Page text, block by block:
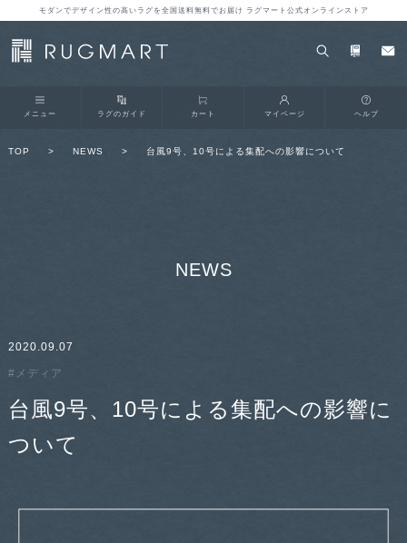
モダンでデザイン性の高いラグを全国送料無料でお届け ラグマート公式オンラインストア
メニュー ラグのガイド カート マイページ ヘルプ
TOP > NEWS > 台風9号、10号による集配への影響について
NEWS
2020.09.07
#メディア
台風9号、10号による集配への影響に
ついて